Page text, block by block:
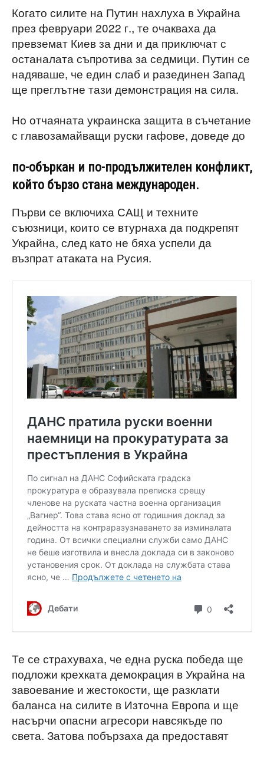
Когато силите на Путин нахлуха в Украйна
през февруари 2022 г., те очакваха да
превземат Киев за дни и да приключат с
останалата съпротива за седмици. Путин се
надяваше, че един слаб и разединен Запад
ще преглътне тази демонстрация на сила.
Но отчаяната украинска защита в съчетание
с главозамайващи руски гафове, доведе до
по-объркан и по-продължителен конфликт,
който бързо стана международен.
Първи се включиха САЩ и техните
съюзници, които се втурнаха да подкрепят
Украйна, след като не бяха успели да
възпрат атаката на Русия.
Те се страхуваха, че една руска победа ще
подложи крехката демокрация в Украйна на
завоевание и жестокости, ще разклати
баланса на силите в Източна Европа и ще
насърчи опасни агресори навсякъде по
света. Затова побързаха да предоставят